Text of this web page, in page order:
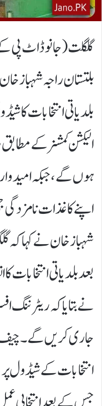
گلگلت(جانوڈاٹ پی
بلتستان راجہ شہباز
بلدیاتی انتخابات
اپنے کاغذات
بعد بلدیاتی انتخابات
جاری کریں گے۔چیف
انتخابات کے شیڈول